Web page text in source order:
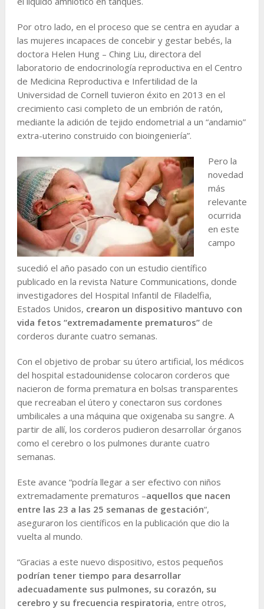
Por otro lado, en el proceso que se centra en ayudar a
las mujeres incapaces de concebir y gestar bebés, la
doctora Helen Hung – Ching Liu, directora del
laboratorio de endocrinología reproductiva en el Centro
de Medicina Reproductiva e Infertilidad de la
Universidad de Cornell tuvieron éxito en 2013 en el
crecimiento casi completo de un embrión de ratón,
mediante la adición de tejido endometrial a un “andamio”
extra-uterino construido con bioingeniería”.
Pero la
novedad
más
relevante
ocurrida
en este
campo
sucedió el año pasado con un estudio científico
publicado en la revista Nature Communications, donde
investigadores del Hospital Infantil de Filadelfia,
Estados Unidos, crearon un dispositivo mantuvo con
vida fetos “extremadamente prematuros”de
corderos durante cuatro semanas.
Con el objetivo de probar su útero artificial, los médicos
del hospital estadounidense colocaron corderos que
nacieron de forma prematura en bolsas transparentes
que recreaban el útero y conectaron sus cordones
umbilicales a una máquina que oxigenaba su sangre. A
partir de allí, los corderos pudieron desarrollar órganos
como el cerebro o los pulmones durante cuatro
semanas.
Este avance “podría llegar a ser efectivo con niños
extremadamente prematuros –aquellos que nacen
entre las 23 a las 25 semanas de gestación“,
aseguraron los científicos en la publicación que dio la
vuelta al mundo.
“Gracias a este nuevo dispositivo, estos pequeños
podrían tener tiempo para desarrollar
adecuadamente sus pulmones, su corazón, su
cerebro y su frecuencia respiratoria, entre otros,